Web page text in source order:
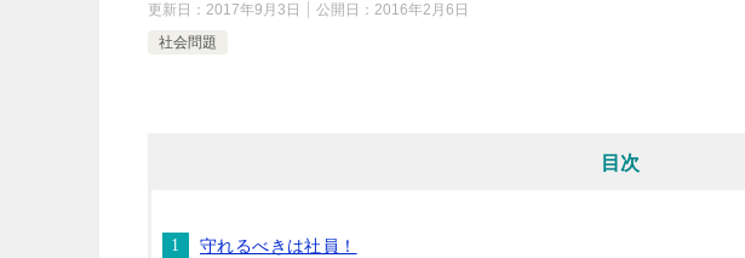
更新日： 2017年9月3日 公開日： 2016年2月6日
社会問題
目次
守れるべきは社員！